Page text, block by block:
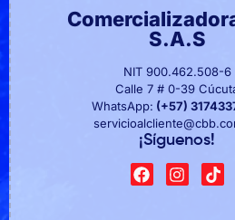
S.A.S
NIT 900.462.508-6
Calle 7 # 0-39
WhatsApp: (+57)
¡Síguenos!